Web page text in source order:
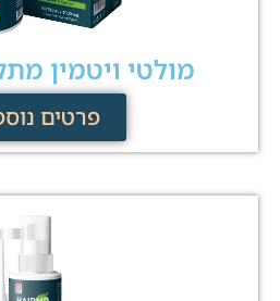
מולטי ויטמין
פרטים